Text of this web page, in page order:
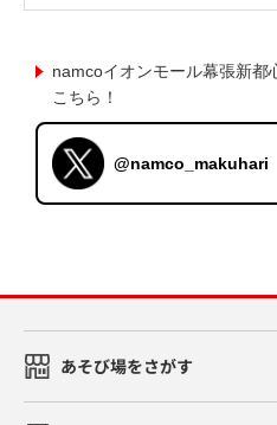
namcoイオンモール幕張新都
こちら！
@namco_makuhari
あそび場をさがす